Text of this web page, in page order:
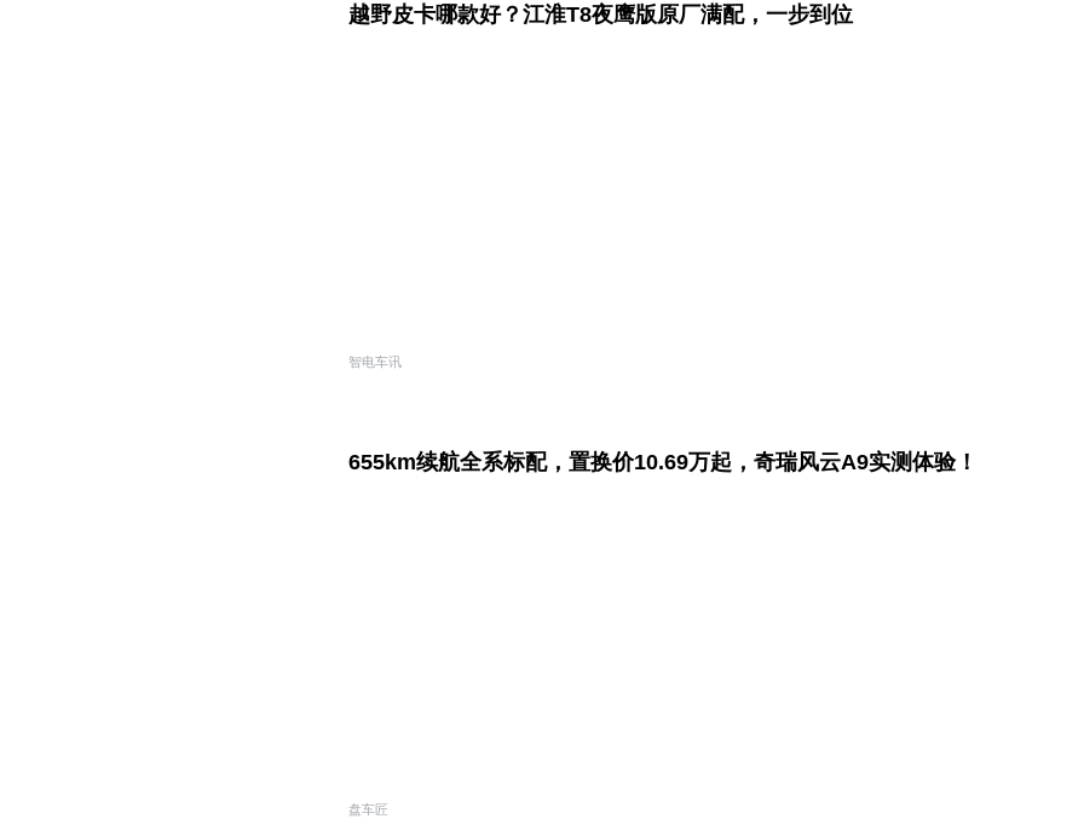
越野皮卡哪款好？江淮T8夜鹰版原厂满配，一步到位
智电车讯
655km续航全系标配，置换价10.69万起，奇瑞风云A9实测体验！
盘车匠